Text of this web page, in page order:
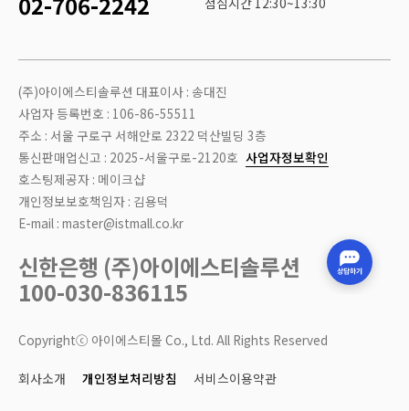
(주)아이에스티솔루션 대표이사 : 송대진
사업자 등록번호 : 106-86-55511
주소 : 서울 구로구 서해안로 2322 덕산빌딩 3층
통신판매업신고 : 2025-서울구로-2120호 사업자정보확인
호스팅제공자 : 메이크샵
개인정보보호책임자 : 김용덕
E-mail : master@istmall.co.kr
신한은행 (주)아이에스티솔루션
100-030-836115
Copyrightⓒ 아이에스티몰 Co., Ltd. All Rights Reserved
회사소개 개인정보처리방침 서비스이용약관